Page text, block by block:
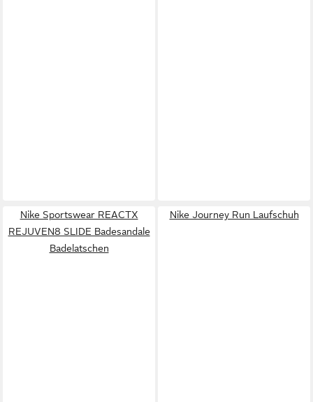
Nike Sportswear REACTX
REJUVEN8 SLIDE Badesandale
Badelatschen
Nike Journey Run Laufschuh